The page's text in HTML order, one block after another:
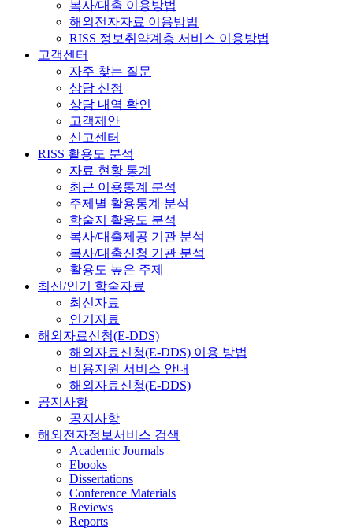
복사/대출 이용방법
해외전자자료 이용방법
RISS 정보취약계층 서비스 이용방법
고객센터
자주 찾는 질문
상담 신청
상담 내역 확인
고객제안
신고센터
RISS 활용도 분석
자료 현황 통계
최근 이용통계 분석
주제별 활용통계 분석
학술지 활용도 분석
복사/대출제공 기관 분석
복사/대출신청 기관 분석
활용도 높은 주제
최신/인기 학술자료
최신자료
인기자료
해외자료신청(E-DDS)
해외자료신청(E-DDS) 이용 방법
비용지원 서비스 안내
해외자료신청(E-DDS)
공지사항
공지사항
해외전자정보서비스 검색
Academic Journals
Ebooks
Dissertations
Conference Materials
Reviews
Reports